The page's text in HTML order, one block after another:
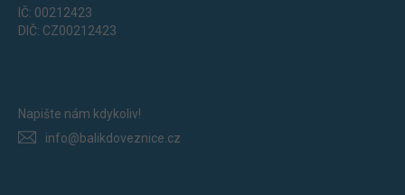
IČ: 00212423
DIČ: CZ00212423
Napište nám kdykoliv!
info@balikdoveznice.cz